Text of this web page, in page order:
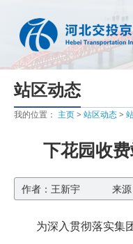
站区动态
我的位置： 主页> 站区动态>
下花园收
作者：王新宇 来
为深入贯彻落实集